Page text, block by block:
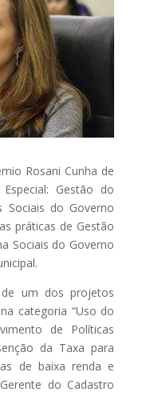
Rosani Cunha de
Gestão do
Sociais do Governo
práticas de Gestão
Sociais do Governo
um dos projetos
categoria “Uso do
de Políticas
da Taxa para
de baixa renda e
do Cadastro